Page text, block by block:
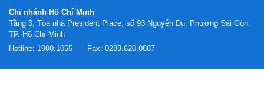
Chi nhánh Hồ Chí Minh
Tầng 3, Tòa nhà President Place, số 93 Nguyễn Du, Phường Sài Gòn,
TP. Hồ Chí Minh
Hotline: 1900.1055 Fax: 0283.620.0887